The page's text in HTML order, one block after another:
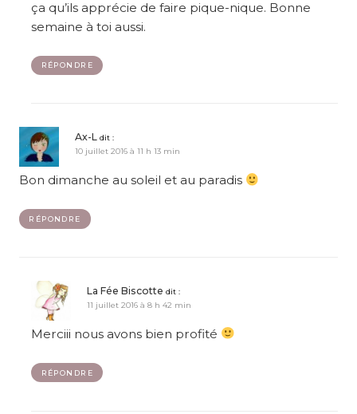
ça qu’ils apprécie de faire pique-nique. Bonne
semaine à toi aussi.
RÉPONDRE
Ax-L dit :
10 juillet 2016 à 11 h 13 min
Bon dimanche au soleil et au paradis
RÉPONDRE
La Fée Biscotte dit :
11 juillet 2016 à 8 h 42 min
Merciii nous avons bien profité
RÉPONDRE